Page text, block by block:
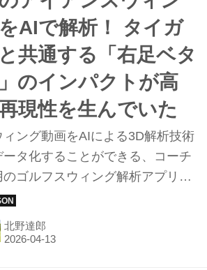
AIで解析！ タイガ
共通する「右足ベタ
のインパクトが高
現性を生んでいた
ィング動画をAIによる3D解析技術
ータ化することができる、コーチ
のゴルフスウィング解析アプリ
ーツボックスAI」。このアプリ
しているゴルフコーチ・北野達
「マスターズ」で見事に連覇を
北野達郎